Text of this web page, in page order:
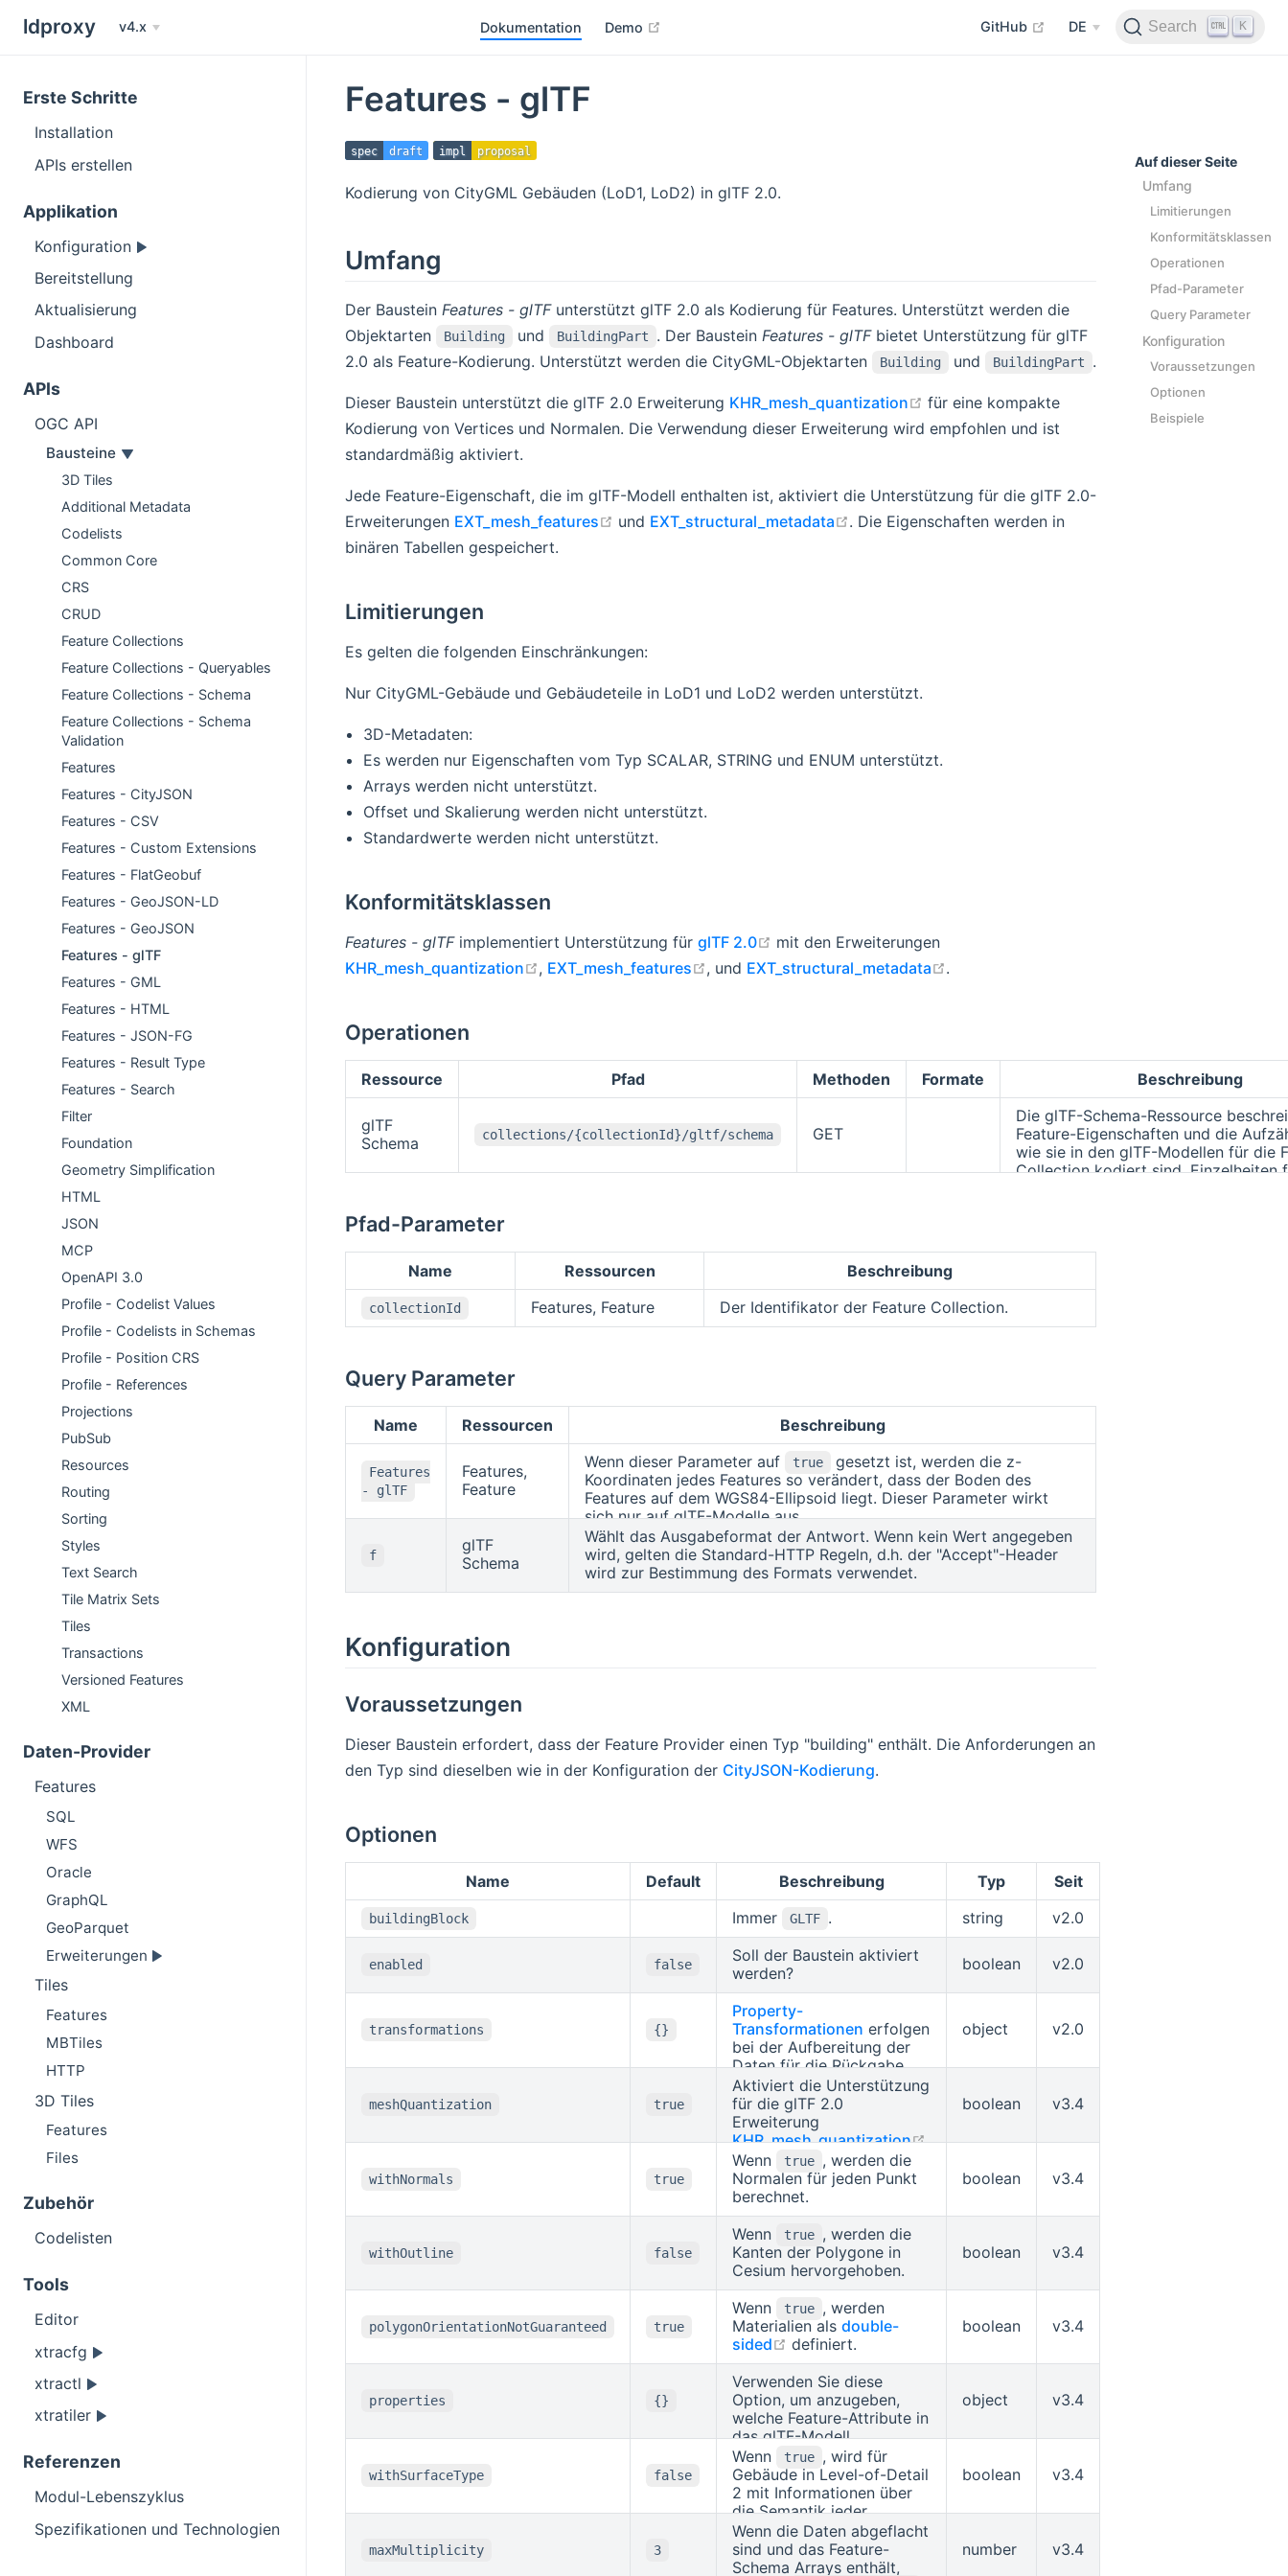
ldproxy v4.x Dokumentation Demo GitHub open in new window
DE Search K
Erste Schritte
Installation
APIs erstellen
Applikation
Konfiguration
Bereitstellung
Aktualisierung
Dashboard
APIs
OGC API
Bausteine
3D Tiles
Additional Metadata
Codelists
Common Core
CRS
CRUD
Feature Collections
Feature Collections - Queryables
Feature Collections - Schema
Feature Collections - Schema
Validation
Features
Features - CityJSON
Features - CSV
Features - Custom Extensions
Features - FlatGeobuf
Features - GeoJSON-LD
Features - GeoJSON
Features - glTF
Features - GML
Features - HTML
Features - JSON-FG
Features - Result Type
Features - Search
Filter
Foundation
Geometry Simplification
HTML
JSON
MCP
OpenAPI 3.0
Profile - Codelist Values
Profile - Codelists in Schemas
Profile - Position CRS
Profile - References
Projections
PubSub
Resources
Routing
Sorting
Styles
Text Search
Tile Matrix Sets
Tiles
Transactions
Versioned Features
XML
Daten-Provider
Features
SQL
WFS
Oracle
GraphQL
GeoParquet
Erweiterungen
Tiles
Features
MBTiles
HTTP
3D Tiles
Features
Files
Zubehör
Codelisten
Tools
Editor
xtracfg
xtractl
xtratiler
Referenzen
Modul-Lebenszyklus
Spezifikationen und Technologien
Auf dieser Seite
Umfang
Limitierungen
Konformitätsklassen
Operationen
Pfad-Parameter
Query Parameter
Konfiguration
Voraussetzungen
Optionen
Beispiele
Features - glTF
spec draft impl proposal
Kodierung von CityGML Gebäuden (LoD1, LoD2) in glTF 2.0.
Umfang
Der Baustein Features - glTFunterstützt glTF 2.0 als Kodierung für Features. Unterstützt werden die
Objektarten
Building und BuildingPart . Der Baustein Features - glTFbietet Unterstützung für glTF
2.0 als Feature-Kodierung. Unterstützt werden die CityGML-Objektarten
Building und BuildingPart .
Dieser Baustein unterstützt die glTF 2.0 Erweiterung KHR_mesh_quantization open in new window
für eine kompakte
Kodierung von Vertices und Normalen. Die Verwendung dieser Erweiterung wird empfohlen und ist
standardmäßig aktiviert.
Jede Feature-Eigenschaft, die im glTF-Modell enthalten ist, aktiviert die Unterstützung für die glTF 2.0-
Erweiterungen EXT_mesh_features open in new window
und EXT_structural_metadata open in new window
. Die Eigenschaften werden in
binären Tabellen gespeichert.
Limitierungen
Es gelten die folgenden Einschränkungen:
Nur CityGML-Gebäude und Gebäudeteile in LoD1 und LoD2 werden unterstützt.
3D-Metadaten:
Es werden nur Eigenschaften vom Typ SCALAR, STRING und ENUM unterstützt.
Arrays werden nicht unterstützt.
Offset und Skalierung werden nicht unterstützt.
Standardwerte werden nicht unterstützt.
Konformitätsklassen
Features - glTFimplementiert Unterstützung für glTF 2.0 open in new window
mit den Erweiterungen
KHR_mesh_quantization
open in new window
, EXT_mesh_features open in new window
, und EXT_structural_metadata .
Operationen
Ressource Pfad Methoden Formate Beschreibung
glTF
Schema
collections/{collectionId}/gltf/schema GET
Die glTF-Schema-Ressource
Feature-Eigenschaften und die
wie sie in den glTF-Modellen für die
Collection kodiert sind. Einzelheiten
Pfad-Parameter
Name Ressourcen Beschreibung
collectionId Features, Feature Der Identifikator der Feature Collection.
Query Parameter
Name Ressourcen Beschreibung
Features
- glTF
Features,
Feature
Wenn dieser Parameter auf true
gesetzt ist, werden die z-
Koordinaten jedes Features so verändert, dass der Boden des
Features auf dem WGS84-Ellipsoid liegt. Dieser Parameter wirkt
sich nur auf glTF-Modelle aus.
f
glTF
Schema
Wählt das Ausgabeformat der Antwort. Wenn kein Wert angegeben
wird, gelten die Standard-HTTP Regeln, d.h. der "Accept"-Header
wird zur Bestimmung des Formats verwendet.
Konfiguration
Voraussetzungen
Dieser Baustein erfordert, dass der Feature Provider einen Typ "building" enthält. Die Anforderungen an
den Typ sind dieselben wie in der Konfiguration der CityJSON-Kodierung.
Optionen
Name Default Beschreibung Typ Seit
buildingBlock Immer GLTF . string v2.0
enabled false
Soll der Baustein aktiviert
werden?
boolean v2.0
transformations {}
Property-
Transformationen erfolgen
bei der Aufbereitung der
Daten für die Rückgabe
über die API. Die
Datenhaltung selbst bleibt
unverändert. Alle
Filterausdrücke (siehe
queryables inFeatures)
wirken unabhängig von
etwaigen Transformationen
bei der Ausgabe und
müssen auf der Basis der
Werte in der Datenhaltung
formuliert sein - die
Transformationen sind i.A.
nicht umkehrbar und eine
Berücksichtigung der
inversen Transformationen
bei Filterausdrücken wäre
kompliziert und nur
unvollständig möglich.
Insofern sollten
Eigenschaften, die
queryable sein sollen,
möglichst bereits in der
Datenquelle transformiert
sein. Eine Ausnahme sind
typischerweise
Transformationen in der
HTML-Ausgabe, wo direkte
object v2.0
meshQuantization true
Aktiviert die Unterstützung
für die glTF 2.0
Erweiterung
KHR_mesh_quantization
open in new window
.
boolean v3.4
withNormals true
Wenn true , werden die
Normalen für jeden Punkt
berechnet.
boolean v3.4
withOutline false
Wenn true , werden die
Kanten der Polygone in
Cesium hervorgehoben.
boolean v3.4
polygonOrientationNotGuaranteed true
Wenn true , werden
Materialien als double-
sided
open in new window
definiert.
boolean v3.4
properties {}
Verwenden Sie diese
Option, um anzugeben,
welche Feature-Attribute in
das glTF-Modell
aufgenommen werden
sollen. type ist entweder
SCALAR , STRING oder
ENUM . Für einen Skalar
geben Sie den
componentType an (siehe
3D Metadata Specification
object v3.4
withSurfaceType false
Wenn true , wird für
Gebäude in Level-of-Detail
2 mit Informationen über
die Semantik jeder
Oberfläche (Wand, Dach,
etc.) wird automatisch eine
weitere Eigenschaft
boolean v3.4
maxMultiplicity 3
Wenn die Daten abgeflacht
sind und das Feature-
Schema Arrays enthält,
number v3.4